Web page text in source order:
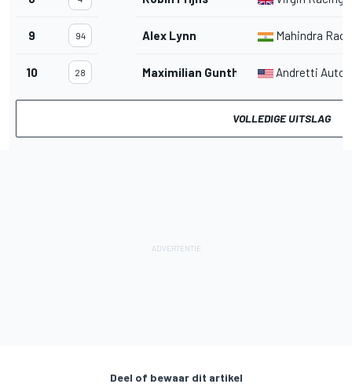
9 94 Alex Lynn Mahindra
10 28 Maximilian Gunther Andretti
VOLLEDIGE UITSLAG
Deel of bewaar dit artikel